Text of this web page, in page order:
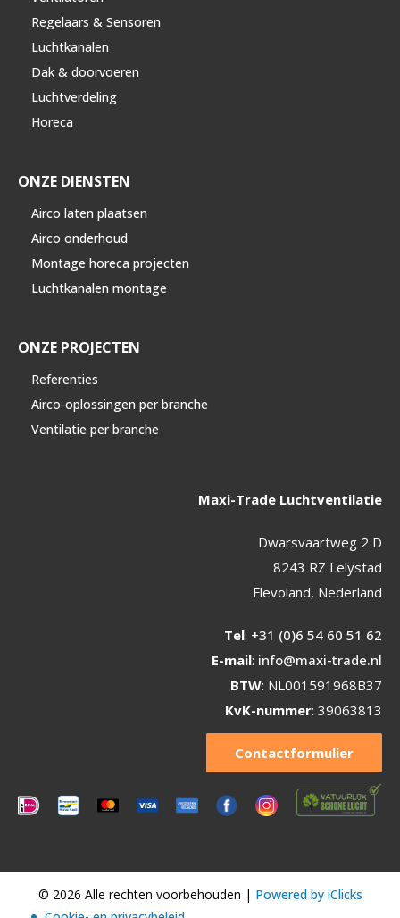
Regelaars & Sensoren
Luchtkanalen
Dak & doorvoeren
Luchtverdeling
Horeca
ONZE DIENSTEN
Airco laten plaatsen
Airco onderhoud
Montage horeca projecten
Luchtkanalen montage
ONZE PROJECTEN
Referenties
Airco-oplossingen per branche
Ventilatie per branche
Maxi-Trade Luchtventilatie
Dwarsvaartweg 2 D
8243 RZ Lelystad
Flevoland, Nederland
Tel: +31 (0)6 54 60 51 62
E-mail: info@maxi-trade.nl
BTW: NL001591968B37
KvK-nummer: 39063813
Contactformulier
© 2026 Alle rechten voorbehouden | Powered by iClicks